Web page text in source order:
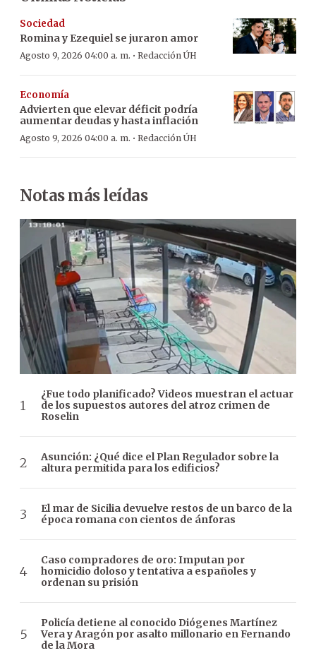
Sociedad
Romina y Ezequiel se juraron amor
Agosto 9, 2026 04:00 a. m. · Redacción ÚH
Economía
Advierten que elevar déficit podría
aumentar deudas y hasta inflación
Agosto 9, 2026 04:00 a. m. · Redacción ÚH
Notas más leídas
¿Fue todo planificado? Videos muestran el actuar
de los supuestos autores del atroz crimen de
Roselin
Asunción: ¿Qué dice el Plan Regulador sobre la
altura permitida para los edificios?
El mar de Sicilia devuelve restos de un barco de la
época romana con cientos de ánforas
Caso compradores de oro: Imputan por
homicidio doloso y tentativa a españoles y
ordenan su prisión
Policía detiene al conocido Diógenes Martínez
Vera y Aragón por asalto millonario en Fernando
de la Mora